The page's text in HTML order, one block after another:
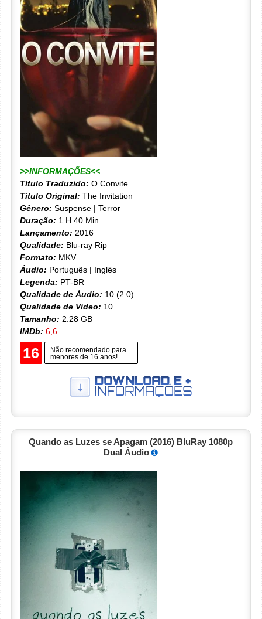
>>INFORMAÇÕES<<
Título Traduzido: O Convite
Título Original: The Invitation
Gênero: Suspense | Terror
Duração: 1 H 40 Min
Lançamento: 2016
Qualidade: Blu-ray Rip
Formato: MKV
Áudio: Português | Inglês
Legenda: PT-BR
Qualidade de Áudio: 10 (2.0)
Qualidade de Vídeo: 10
Tamanho: 2.28 GB
IMDb: 6,6
16
Não recomendado para
menores de 16 anos!
Quando as Luzes se Apagam (2016) BluRay 1080p
Dual Áudio